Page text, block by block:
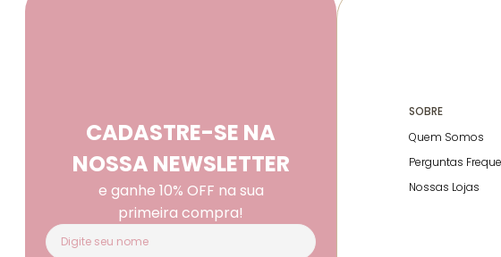
CADASTRE-SE NA
NOSSA NEWSLETTER
e ganhe 10% OFF na sua
primeira compra!
SOBRE
Quem Somos
Perguntas
Nossas Lojas